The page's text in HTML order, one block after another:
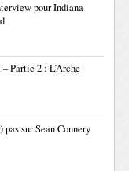
pour Indiana
Partie 2 : L’Arche
pas sur Sean Connery